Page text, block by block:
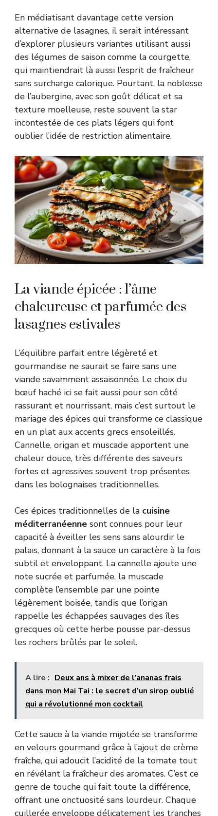
En médiatisant davantage cette version
alternative de lasagnes, il serait intéressant
d’explorer plusieurs variantes utilisant aussi
des légumes de saison comme la courgette,
qui maintiendrait là aussi l’esprit de fraîcheur
sans surcharge calorique. Pourtant, la noblesse
de l’aubergine, avec son goût délicat et sa
texture moelleuse, reste souvent la star
incontestée de ces plats légers qui font
oublier l’idée de restriction alimentaire.
La viande épicée : l’âme
chaleureuse et parfumée des
lasagnes estivales
L’équilibre parfait entre légèreté et
gourmandise ne saurait se faire sans une
viande savamment assaisonnée. Le choix du
bœuf haché ici se fait aussi pour son côté
rassurant et nourrissant, mais c’est surtout le
mariage des épices qui transforme ce classique
en un plat aux accents grecs ensoleillés.
Cannelle, origan et muscade apportent une
chaleur douce, très différente des saveurs
fortes et agressives souvent trop présentes
dans les bolognaises traditionnelles.
Ces épices traditionnelles de la cuisine
méditerranéenne sont connues pour leur
capacité à éveiller les sens sans alourdir le
palais, donnant à la sauce un caractère à la fois
subtil et enveloppant. La cannelle ajoute une
note sucrée et parfumée, la muscade
complète l’ensemble par une pointe
légèrement boisée, tandis que l’origan
rappelle les échappées sauvages des îles
grecques où cette herbe pousse par-dessus
les rochers brûlés par le soleil.
A lire : Deux ans à mixer de l’ananas frais
dans mon Mai Tai : le secret d’un sirop oublié
qui a révolutionné mon cocktail
Cette sauce à la viande mijotée se transforme
en velours gourmand grâce à l’ajout de crème
fraîche, qui adoucit l’acidité de la tomate tout
en révélant la fraîcheur des aromates. C’est ce
genre de touche qui fait toute la différence,
offrant une onctuosité sans lourdeur. Chaque
cuillerée enveloppe délicatement les tranches